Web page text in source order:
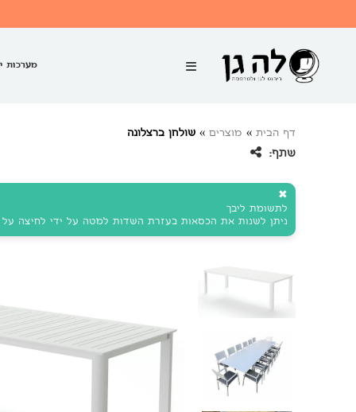
מערכות
דף הבית » מוצרים » שולחן ברצלונה
שתף:
✖
לתשומת ליבך
ניתן לשנות את הכסאות בעזרת השדות למטה על ידי לחיצה על